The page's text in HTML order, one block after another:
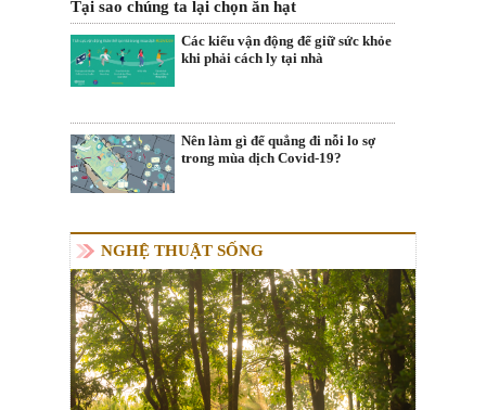
Tại sao chúng ta lại chọn ăn hạt
Các kiểu vận động để giữ sức khỏe
khi phải cách ly tại nhà
Nên làm gì để quẳng đi nỗi lo sợ
trong mùa dịch Covid-19?
NGHỆ THUẬT SỐNG